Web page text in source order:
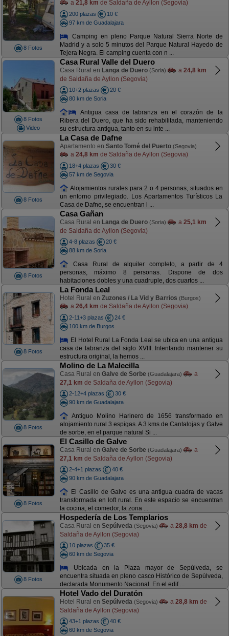
8 Fotos
a 21,8 km de Saldaña de Ayllon (Segovia)
200 plazas
10 €
97 km de Guadalajara
Camping en pleno Parque Natural Sierra Norte de
Madrid y a solo 5 minutos del Parque Natural Hayedo de
Tejera Negra. El camping cuenta con n ...
8 Fotos
Video
Casa Rural Valle del Duero
Casa Rural en Langa de Duero (Soria) a 24,8 km
de Saldaña de Ayllon (Segovia)
10+2 plazas
20 €
80 km de Soria
Antigua casa de labranza en el corazón de la
Ribera del Duero, que ha sido rehabilitada, manteniendo
su estructura antigua, tanto en su inte ...
8 Fotos
La Casa de Dafne
Apartamento en Santo Tomé del Puerto (Segovia)
a 24,8 km de Saldaña de Ayllon (Segovia)
18+4 plazas
30 €
57 km de Segovia
Alojamientos rurales para 2 o 4 personas, situados en
un entorno privilegiado. Los Apartamentos Turísticos La
Casa de Dafne, se encuentran l ...
8 Fotos
Casa Gañan
Casa Rural en Langa de Duero (Soria) a 25,1 km
de Saldaña de Ayllon (Segovia)
4-8 plazas
20 €
88 km de Soria
Casa Rural de alquiler completo, a partir de 4
personas, máximo 8 personas. Dispone de dos
habitaciones dobles y una cuadruple, dos cuartos ...
8 Fotos
La Fonda Leal
Hotel Rural en Zuzones / La Vid y Barrios (Burgos)
a 26,4 km de Saldaña de Ayllon (Segovia)
2-11+3 plazas
24 €
100 km de Burgos
El Hotel Rural La Fonda Leal se ubica en una antigua
casa de labranza del siglo XVIII. Intentando mantener su
estructura original, la hemos ...
8 Fotos
Molino de La Malecilla
Casa Rural en Galve de Sorbe (Guadalajara)
a
27,1 km de Saldaña de Ayllon (Segovia)
2-12+4 plazas
30 €
90 km de Guadalajara
Antiguo Molino Harinero de 1656 transformado en
alojamiento rural 3 espigas. A 3 kms de Cantalojas y Galve
de sorbe, en el parque natural Si ...
8 Fotos
El Casillo de Galve
Casa Rural en Galve de Sorbe (Guadalajara)
a
27,1 km de Saldaña de Ayllon (Segovia)
2-4+1 plazas
40 €
90 km de Guadalajara
El Casillo de Galve es una antigua cuadra de vacas
transformada en loft rural. En este espacio se encuentran
la cocina, el comedor, la zona ...
8 Fotos
Hospedería de Los Templarios
Casa Rural en Sepúlveda (Segovia) a 28,8 km de
Saldaña de Ayllon (Segovia)
10 plazas
35 €
60 km de Segovia
Ubicada en la Plaza mayor de Sepúlveda, se
encuentra situada en pleno casco Histórico de Sepúlveda,
declarada Monumento Nacional. En el edif ...
Hotel Vado del Duratón
Hotel Rural en Sepúlveda (Segovia) a 28,8 km de
Saldaña de Ayllon (Segovia)
43+1 plazas
40 €
60 km de Segovia